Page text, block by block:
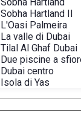
Sobha Hartland II
L'Oasi Palmeira
La valle di Dubai
Tilal Al Ghaf Dubai
Due piscine a
Dubai centro
Isola di Yas